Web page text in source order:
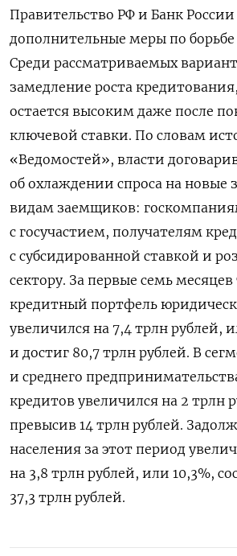
Правительство РФ и Банк России
дополнительные меры по
Среди рассматриваемых
замедление роста
остается высоким даже после
ключевой ставки. По словам
«Ведомостей», власти
об охлаждении спроса на новые
видам заемщиков:
с госучастием, получателям
с субсидированной ставкой и
сектору. За первые семь месяцев
кредитный портфель
увеличился на 7,4 трлн рублей,
и достиг 80,7 трлн рублей. В
и среднего
кредитов увеличился на 2 трлн
превысив 14 трлн рублей.
населения за этот период
на 3,8 трлн рублей, или 10,3%,
37,3 трлн рублей.